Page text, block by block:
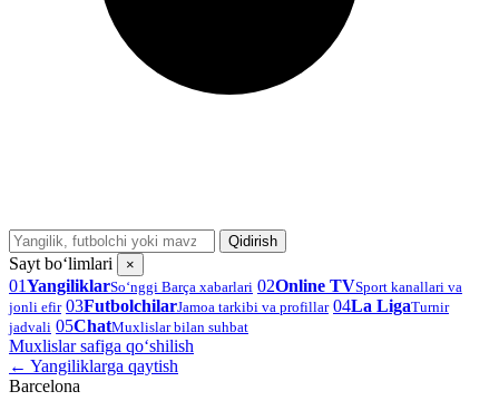
Qidirish
Sayt bo‘limlari ×
01YangiliklarSo‘nggi Barça xabarlari 02Online TVSport kanallari va
jonli efir 03FutbolchilarJamoa tarkibi va profillar 04La LigaTurnir
jadvali 05ChatMuxlislar bilan suhbat
Muxlislar safiga qo‘shilish
← Yangiliklarga qaytish
Barcelona